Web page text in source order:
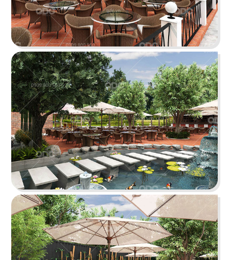
PHÊ LA
Dự án mới nhất của chúng tôi, Phê La - Biên Hòa
tọa lạc trên con đường Võ Thị Sáu sầm uất...
Chi tiết
HIGHLANDS COFFEE
Highlands Sunwah do QDC Design & Build thi
công sở hữu không gian hai mặt tiền rộng rãi
cùng phong cách thiết kế hiện đại, sang trọng.